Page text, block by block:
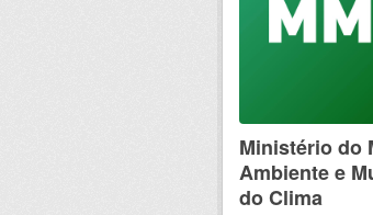
Ministério do
Ambiente e
do Clima